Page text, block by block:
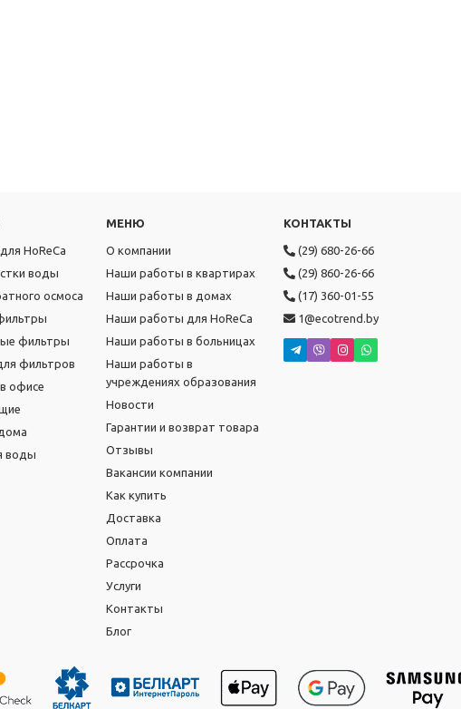
HoReCa
воды
осмоса
фильтры
фильтров
офисе
воды
МЕНЮ
О компании
Наши работы в квартирах
Наши работы в домах
Наши работы для HoReCa
Наши работы в больницах
Наши работы в
учреждениях образования
Новости
Гарантии и возврат товара
Отзывы
Вакансии компании
Как купить
Доставка
Оплата
Рассрочка
Услуги
Контакты
Блог
КОНТАКТЫ
(29) 680-26-66
(29) 860-26-66
(17) 360-01-55
1@ecotrend.by